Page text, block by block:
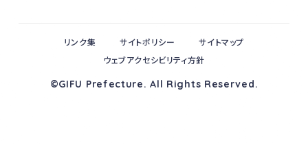
©GIFU Prefecture. All Rights Reserved.
リンク集 サイトポリシー
サイトマップ
ウェブアクセシビリティ方針